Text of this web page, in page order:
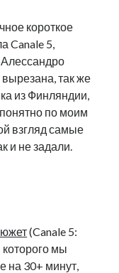
программа
стенограмма
эстонии
короткое
Canale 5,
так же
из Финляндии,
по моим
взгляд самые
и не задали.
(Canale 5:
мы
на 30+ минут,